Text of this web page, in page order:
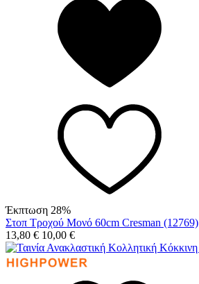
Έκπτωση 28%
Στοπ Τροχού Μονό 60cm Cresman (12769)
13,80 € 10,00 €